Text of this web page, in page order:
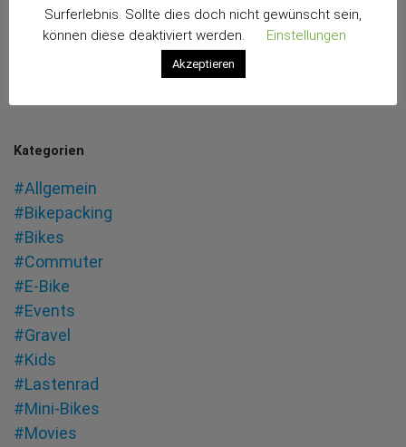
Kategorien
#Allgemein
#Bikepacking
#Bikes
#Commuter
#E-Bike
#Events
#Gravel
#Kids
#Lastenrad
#Mini-Bikes
#Movies
auf dem Steuerrohr zu den Lieblingsobjekten
meiner Begierde gehörten.
Surferlebnis. Sollte dies doch nicht gewünscht sein,
können diese deaktiviert werden.
Einstellungen
Akzeptieren